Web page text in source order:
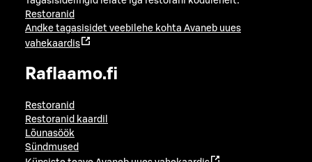
Restoranid
Andke tagasisidet veebilehe kohta Avaneb uues
vahekaardis
Raflaamo.fi
Restoranid
Restoranid kaardil
Lõunasöök
Sündmused